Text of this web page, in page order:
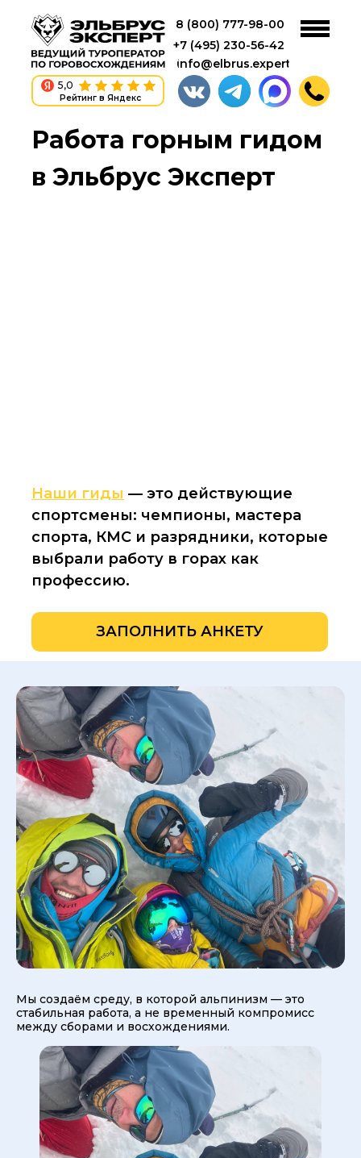
info@elbrus.expert
+7 (495) 230-56-42
8 (800) 777-98-00
5,0
Рейтинг в Яндекс
Наши гиды — это действующие
спортсмены: чемпионы, мастера
спорта, КМС и разрядники, которые
выбрали работу в горах как
профессию.
Работа горным гидом
в Эльбрус Эксперт
ЗАПОЛНИТЬ АНКЕТУ
Мы создаём среду, в которой альпинизм — это
стабильная работа, а не временный компромисс
между сборами и восхождениями.